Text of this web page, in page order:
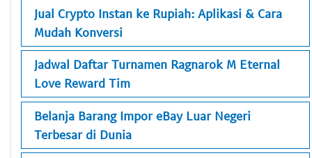
Jual Crypto Instan ke Rupiah: Aplikasi & Cara
Mudah Konversi
Jadwal Daftar Turnamen Ragnarok M Eternal
Love Reward Tim
Belanja Barang Impor eBay Luar Negeri
Terbesar di Dunia